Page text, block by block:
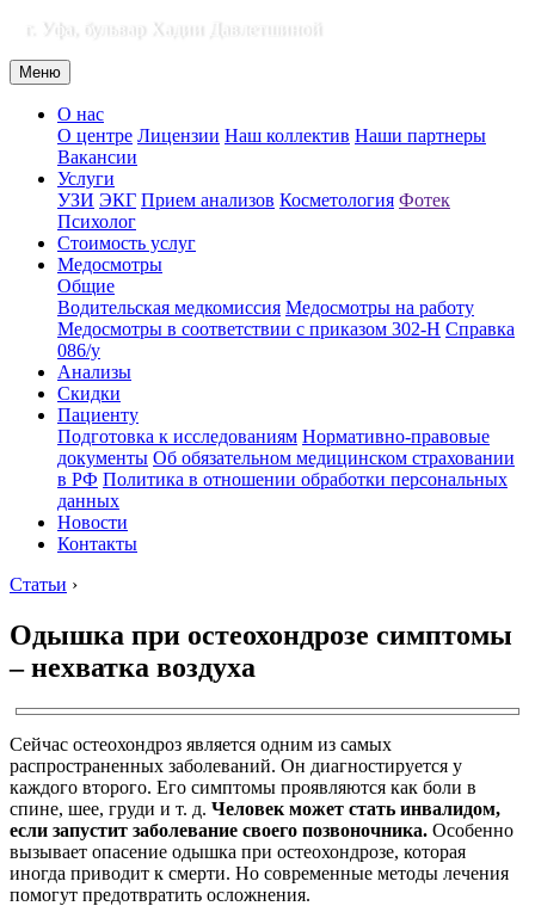
г. Уфа, бульвар Хадии Давлетшиной
Меню
О нас
О центре Лицензии Наш коллектив Наши партнеры
Вакансии
Услуги
УЗИ ЭКГ Прием анализов Косметология Фотек
Психолог
Стоимость услуг
Медосмотры
Общие
Водительская медкомиссия Медосмотры на работу
Медосмотры в соответствии с приказом 302-Н Справка
086/у
Анализы
Скидки
Пациенту
Подготовка к исследованиям Нормативно-правовые
документы Об обязательном медицинском страховании
в РФ Политика в отношении обработки персональных
данных
Новости
Контакты
Статьи ›
Одышка при остеохондрозе симптомы
– нехватка воздуха
Сейчас остеохондроз является одним из самых
распространенных заболеваний. Он диагностируется у
каждого второго. Его симптомы проявляются как боли в
спине, шее, груди и т. д. Человек может стать инвалидом,
если запустит заболевание своего позвоночника. Особенно
вызывает опасение одышка при остеохондрозе, которая
иногда приводит к смерти. Но современные методы лечения
помогут предотвратить осложнения.